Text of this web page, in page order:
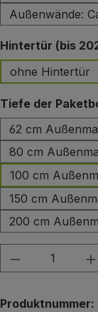
Außenwände:
Hintertür (bis
ohne Hintertür
Tiefe der
62 cm
80 cm
100 cm
150 cm
200 cm
Produkt
Produktnummer: